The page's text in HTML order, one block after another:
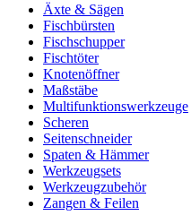
Äxte & Sägen
Fischbürsten
Fischschupper
Fischtöter
Knotenöffner
Maßstäbe
Multifunktionswerkzeuge
Scheren
Seitenschneider
Spaten & Hämmer
Werkzeugsets
Werkzeugzubehör
Zangen & Feilen